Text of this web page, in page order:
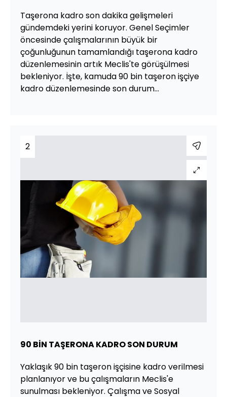
Taşerona kadro son dakika gelişmeleri
gündemdeki yerini koruyor. Genel Seçimler
öncesinde çalışmalarının büyük bir
çoğunluğunun tamamlandığı taşerona kadro
düzenlemesinin artık Meclis'te görüşülmesi
bekleniyor. İşte, kamuda 90 bin taşeron işçiye
kadro düzenlemesinde son durum...
2
90 BİN TAŞERONA KADRO SON DURUM
Yaklaşık 90 bin taşeron işçisine kadro verilmesi
planlanıyor ve bu çalışmaların Meclis'e
sunulması bekleniyor. Çalışma ve Sosyal